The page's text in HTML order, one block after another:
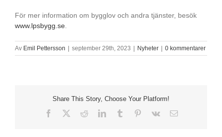
För mer information om bygglov och andra tjänster, besök
www.lpsbygg.se
Av Emil Pettersson | september 29th, 2023 | Nyheter | 0 kommentarer
Share This Story, Choose Your Platform!
Facebook RedditLinkedInTumblr Pinterest
Vk
E-